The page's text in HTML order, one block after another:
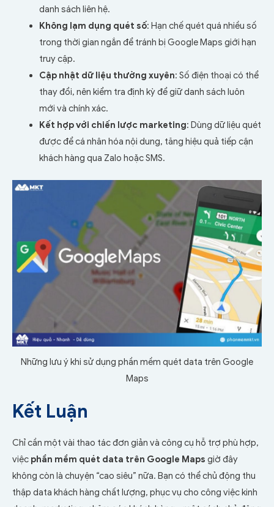
danh sách liên hệ.
Không lạm dụng quét số: Hạn chế quét quá nhiều số
trong thời gian ngắn để tránh bị Google Maps giới hạn
truy cập.
Cập nhật dữ liệu thường xuyên: Số điện thoại có thể
thay đổi, nên kiểm tra định kỳ để giữ danh sách luôn
mới và chính xác.
Kết hợp với chiến lược marketing: Dùng dữ liệu quét
được để cá nhân hóa nội dung, tăng hiệu quả tiếp cận
khách hàng qua Zalo hoặc SMS.
Những lưu ý khi sử dụng phần mềm quét data trên Google
Maps
Kết Luận
Chỉ cần một vài thao tác đơn giản và công cụ hỗ trợ phù hợp,
việc phần mềm quét data trên Google Maps giờ đây
không còn là chuyện “cao siêu” nữa. Bạn có thể chủ động thu
thập data khách hàng chất lượng, phục vụ cho công việc kinh